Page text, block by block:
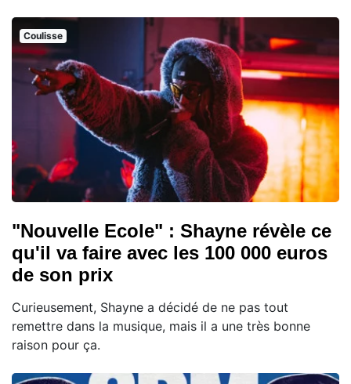
Coulisse
"Nouvelle Ecole" : Shayne révèle ce
qu'il va faire avec les 100 000 euros
de son prix
Curieusement, Shayne a décidé de ne pas tout
remettre dans la musique, mais il a une très bonne
raison pour ça.